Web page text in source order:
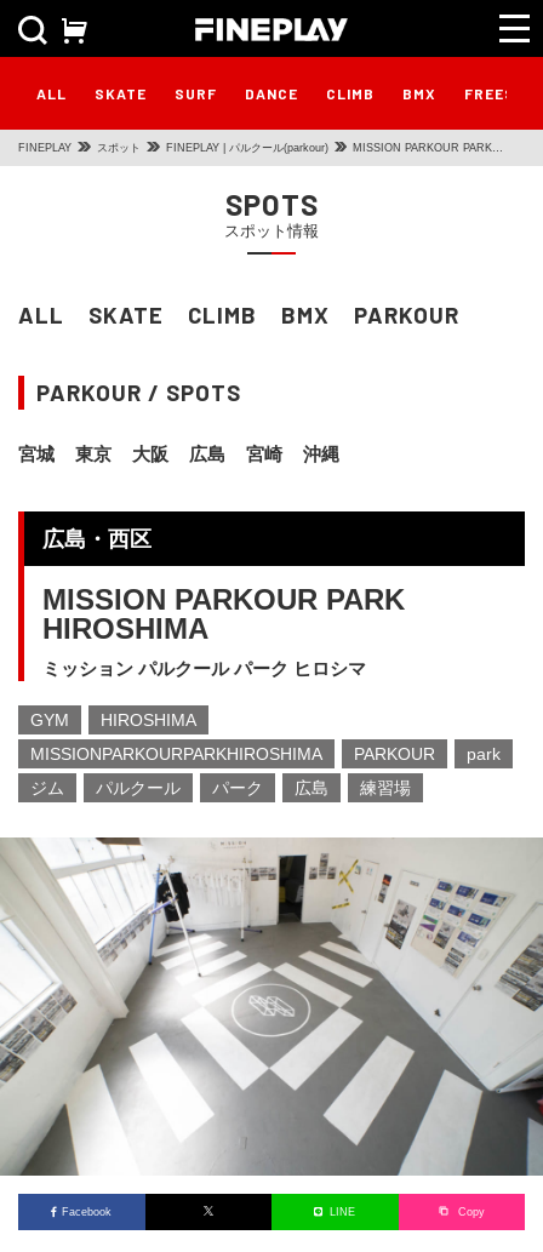
ALL SKATE SURF DANCE CLIMB BMX
FINEPLAY スポット FINEPLAY | パルクール(parkour) MISSION PARKOUR PARK
SPOTS
スポット情報
ALL SKATE CLIMB BMX PARKOUR
PARKOUR / SPOTS
宮城 東京 大阪 広島 宮崎 沖縄
広島・西区
MISSION PARKOUR PARK
HIROSHIMA
ミッション パルクール パーク ヒロシマ
GYM
HIROSHIMA
MISSIONPARKOURPARKHIROSHIMA
PARKOUR
park
ジム
パルクール パーク 広島 練習場
Facebook LINE Copy